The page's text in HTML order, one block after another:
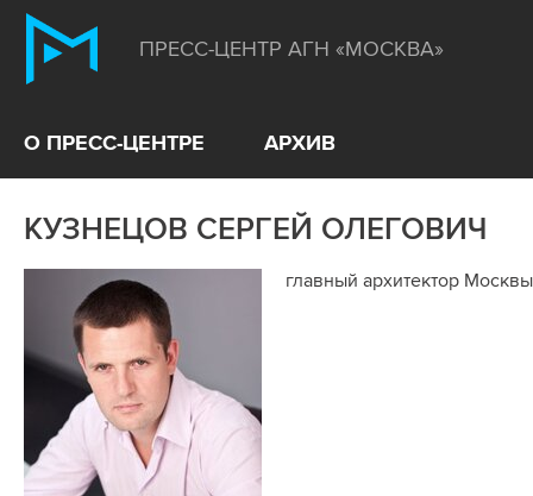
ПРЕСС-ЦЕНТР АГН «МОСКВА»
О ПРЕСС-ЦЕНТРЕ АРХИВ
КУЗНЕЦОВ СЕРГЕЙ ОЛЕГОВИЧ
главный архитектор Москвы